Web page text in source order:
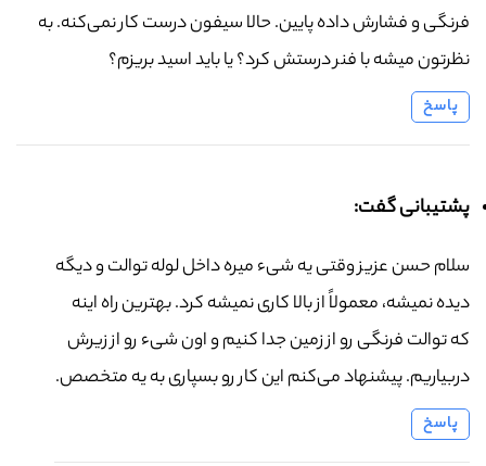
فرنگی و فشارش داده پایین. حالا سیفون درست کار نمی‌کنه. به
نظرتون میشه با فنر درستش کرد؟ یا باید اسید بریزم؟
پاسخ
پشتیبانی گفت:
سلام حسن عزیز وقتی یه شیء میره داخل لوله توالت و دیگه
دیده نمیشه، معمولاً از بالا کاری نمیشه کرد. بهترین راه اینه
که توالت فرنگی رو از زمین جدا کنیم و اون شیء رو از زیرش
دربیاریم. پیشنهاد می‌کنم این کار رو بسپاری به یه متخصص.
پاسخ